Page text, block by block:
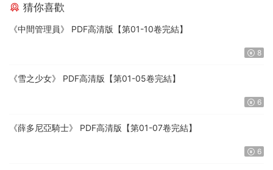
猜你喜歡
《中間管理員》 PDF高清版【第01-10卷完結】
8
《雪之少女》 PDF高清版【第01-05卷完結】
6
《薛多尼亞騎士》 PDF高清版【第01-07卷完結】
6